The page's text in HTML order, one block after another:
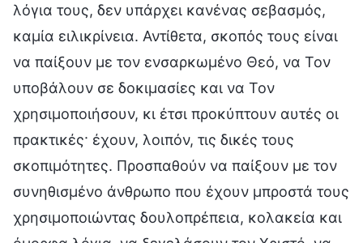
λόγια τους, δεν υπάρχει κανένας σεβασμός,
καμία ειλικρίνεια. Αντίθετα, σκοπός τους είναι
να παίξουν με τον ενσαρκωμένο Θεό, να Τον
υποβάλουν σε δοκιμασίες και να Τον
χρησιμοποιήσουν, κι έτσι προκύπτουν αυτές οι
πρακτικές· έχουν, λοιπόν, τις δικές τους
σκοπιμότητες. Προσπαθούν να παίξουν με τον
συνηθισμένο άνθρωπο που έχουν μπροστά τους
χρησιμοποιώντας δουλοπρέπεια, κολακεία και